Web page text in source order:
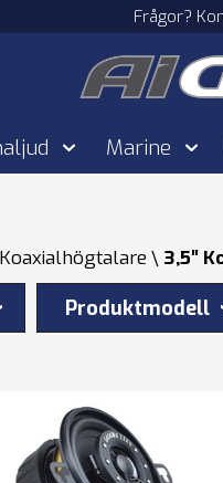
Frågor?
Marine
Koaxialhögtalare 3,5″
Produktmodell